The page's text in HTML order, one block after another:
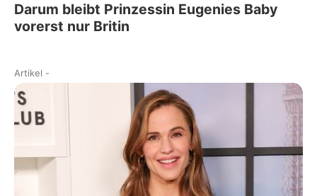
Darum bleibt Prinzessin Eugenies Baby
vorerst nur Britin
Artikel -